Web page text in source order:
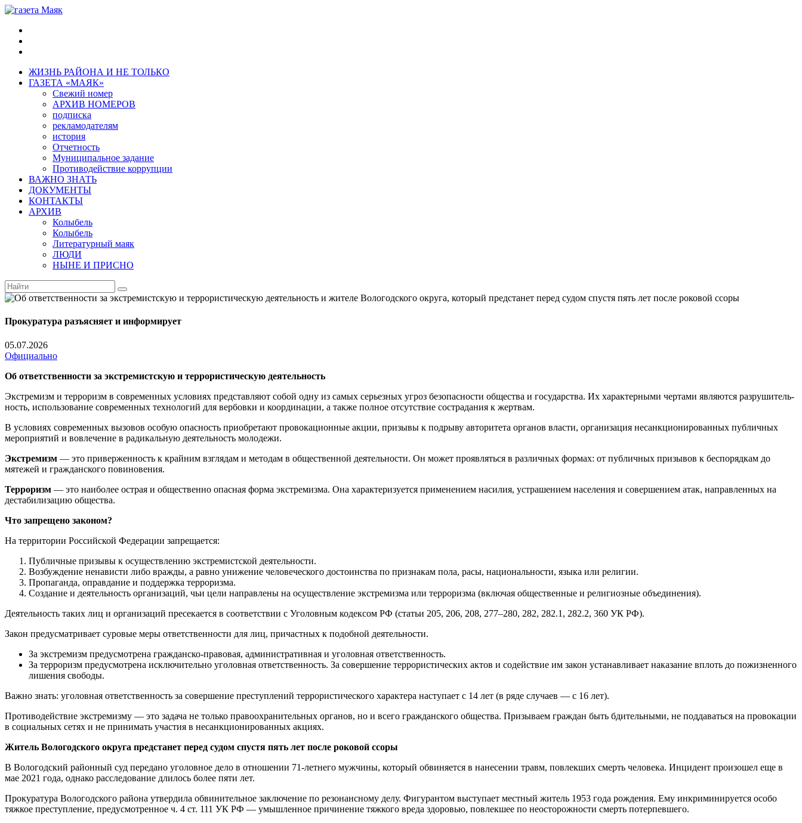
ЖИЗНЬ РАЙОНА И НЕ ТОЛЬКО
ГАЗЕТА «МАЯК»
Свежий номер
АРХИВ НОМЕРОВ
подписка
рекламодателям
история
Отчетность
Муниципальное задание
Противодействие коррупции
ВАЖНО ЗНАТЬ
ДОКУМЕНТЫ
КОНТАКТЫ
АРХИВ
Колыбель
Колыбель
Литературный маяк
ЛЮДИ
НЫНЕ И ПРИСНО
Прокуратура разъясняет и информирует
05.07.2026
Официально
Об ответственности за экстре­мистскую и террористическую деятельность
Экстремизм и терроризм в современных условиях представляют собой одну из самых серьезных угроз безопасности общества и государства. Их характерными чертами являются разрушитель­
ность, использование современных технологий для вербовки и координации, а также полное отсутствие сострадания к жертвам.
В условиях современных вызовов особую опасность приобретают провокационные акции, призывы к подрыву авторитета органов власти, организация несанкционированных публичных
мероприятий и вовле­чение в радикальную деятельность молодежи.
Экстремизм — это приверженность к крайним взглядам и методам в общественной деятельности. Он может проявляться в различных формах: от публичных призывов к беспорядкам до
мятежей и граж­данского повиновения.
Терроризм — это наиболее острая и общественно опасная форма экстремизма. Она характеризуется применением насилия, устрашени­ем населения и совершением атак, направленных на
дестабилизацию общества.
Что запрещено законом?
На территории Российской Федерации запрещается:
Публичные призывы к осуществлению экстремистской деятель­ности.
Возбуждение ненависти либо вражды, а равно унижение челове­ческого достоинства по признакам пола, расы, национальности, языка или религии.
Пропаганда, оправдание и поддержка терроризма.
Создание и деятельность организаций, чьи цели направлены на осуществление экстремизма или терроризма (включая общественные и религиозные объединения).
Деятельность таких лиц и организаций пресекается в соответствии с Уголовным кодексом РФ (статьи 205, 206, 208, 277–280, 282, 282.1, 282.2, 360 УК РФ).
Закон предусматривает суровые меры ответственности для лиц, причастных к подобной деятельности.
За экстремизм предусмотрена гражданско-правовая, администра­тивная и уголовная ответственность.
За терроризм предусмотрена исключительно уголовная ответствен­ность. За совершение террористических актов и содействие им закон устанавливает наказание вплоть до пожизненного
лишения свободы.
Важно знать: уголовная ответственность за совершение преступлений террористического характера наступает с 14 лет (в ряде случаев — с 16 лет).
Противодействие экстремизму — это задача не только правоохра­нительных органов, но и всего гражданского общества. Призываем граждан быть бдительными, не поддаваться на провокации
в социальных сетях и не принимать участия в несанкционированных акциях.
Житель Вологодского округа предстанет перед судом спустя пять лет после роковой ссоры
В Вологодский районный суд передано уголовное дело в отно­шении 71-летнего мужчины, который обвиняется в нанесении травм, повлекших смерть человека. Инцидент произошел еще в
мае 2021 года, однако расследование длилось более пяти лет.
Прокуратура Вологодского района утвердила обвинительное заклю­чение по резонансному делу. Фигурантом выступает местный житель 1953 года рождения. Ему инкриминируется особо
тяжкое преступление, предусмотренное ч. 4 ст. 111 УК РФ — умышленное причинение тяжкого вреда здоровью, повлекшее по неосторожности смерть потерпевшего.